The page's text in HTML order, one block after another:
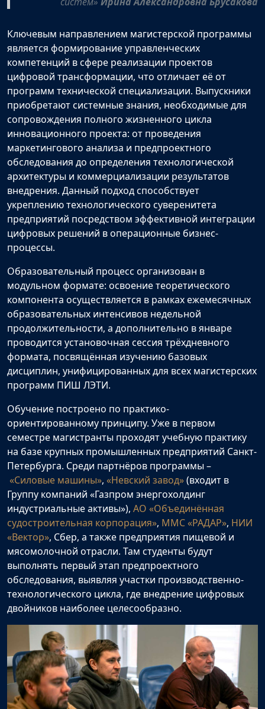
Ключевым направлением магистерской программы
является формирование управленческих
компетенций в сфере реализации проектов
цифровой трансформации, что отличает её от
программ технической специализации. Выпускники
приобретают системные знания, необходимые для
сопровождения полного жизненного цикла
инновационного проекта: от проведения
маркетингового анализа и предпроектного
обследования до определения технологической
архитектуры и коммерциализации результатов
внедрения. Данный подход способствует
укреплению технологического суверенитета
предприятий посредством эффективной интеграции
цифровых решений в операционные бизнес-
процессы.
Образовательный процесс организован в
модульном формате: освоение теоретического
компонента осуществляется в рамках ежемесячных
образовательных интенсивов недельной
продолжительности, а дополнительно в январе
проводится установочная сессия трёхдневного
формата, посвящённая изучению базовых
дисциплин, унифицированных для всех магистерских
программ ПИШ ЛЭТИ.
Обучение построено по практико-
ориентированному принципу. Уже в первом
семестре магистранты проходят учебную практику
на базе крупных промышленных предприятий Санкт-
Петербурга. Среди партнёров программы –
«Силовые машины», «Невский завод»(входит в
Группу компаний «Газпром энергохолдинг
индустриальные активы»), АО «Объединённая
судостроительная корпорация», ММС «РАДАР», НИИ
«Вектор», Сбер, а также предприятия пищевой и
мясомолочной отрасли. Там студенты будут
выполнять первый этап предпроектного
обследования, выявляя участки производственно-
технологического цикла, где внедрение цифровых
двойников наиболее целесообразно.